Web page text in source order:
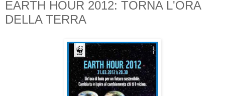
EARTH HOUR 2012: TORNA L'ORA
DELLA TERRA